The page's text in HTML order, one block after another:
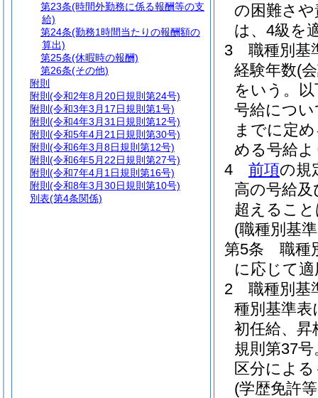
の困難さ
は、4級を
3
職種別基
経験年数(
をいう。
号給につ
までに定
める号給
4
前項の規
高の号給
超えるこ
(職種別基
第5条
職種
に応じて
2
職種別基
種別基準
初任給、昇
規則第37
区分によ
(学歴免許
第23条(時間外勤務に係る報酬等の支
給)
第24条(勤務1時間当たりの報酬額の
算出)
第25条(休暇時の報酬)
第26条(その他)
附則
附則 (令和2年8月20日規則第24号)
附則 (令和3年3月17日規則第1号)
附則 (令和4年3月31日規則第12号)
附則 (令和5年4月21日規則第30号)
附則 (令和6年3月8日規則第12号)
附則 (令和6年5月22日規則第27号)
附則 (令和7年4月1日規則第16号)
附則 (令和8年3月30日規則第10号)
別表(第4条関係)